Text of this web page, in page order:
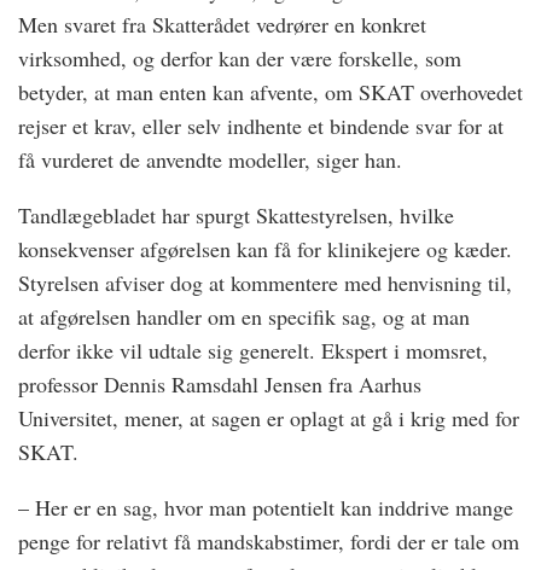
Men svaret fra Skatterådet vedrører en konkret
virksomhed, og derfor kan der være forskelle, som
betyder, at man enten kan afvente, om SKAT overhovedet
rejser et krav, eller selv indhente et bindende svar for at
få vurderet de anvendte modeller, siger han.
Tandlægebladet har spurgt Skattestyrelsen, hvilke
konsekvenser afgørelsen kan få for klinikejere og kæder.
Styrelsen afviser dog at kommentere med henvisning til,
at afgørelsen handler om en specifik sag, og at man
derfor ikke vil udtale sig generelt. Ekspert i momsret,
professor Dennis Ramsdahl Jensen fra Aarhus
Universitet, mener, at sagen er oplagt at gå i krig med for
SKAT.
– Her er en sag, hvor man potentielt kan inddrive mange
penge for relativt få mandskabstimer, fordi der er tale om